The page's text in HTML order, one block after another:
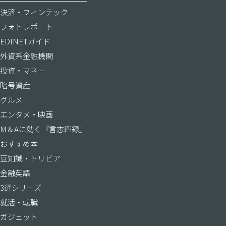
決済・フィンテック
フォトレポート
EDINETガイド
外資系金融機関
投資・マネー
暗号資産
グルメ
エンタメ・映画
M＆Aに効く『言志四録』
おすすめ本
豆知識・トリビア
金融英語
3選シリーズ
就活・転職
ガジェット